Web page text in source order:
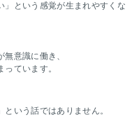
」という感覚が生まれやすくな
意識に働き、
ています。
いう話ではありません。